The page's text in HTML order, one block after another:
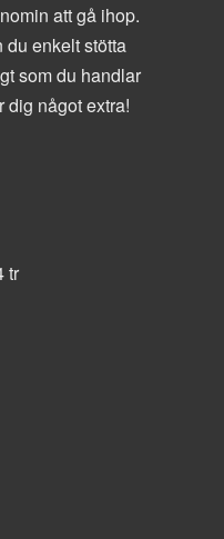
att gå ihop.
du enkelt stötta
som du handlar
dig något extra!
tr